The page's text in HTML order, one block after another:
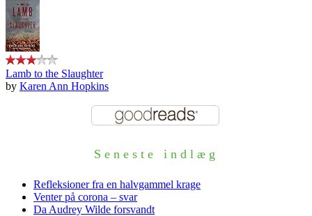
Lamb to the Slaughter
by Karen Ann Hopkins
Seneste indlæg
Refleksioner fra en halvgammel krage
Venter på corona – svar
Da Audrey Wilde forsvandt